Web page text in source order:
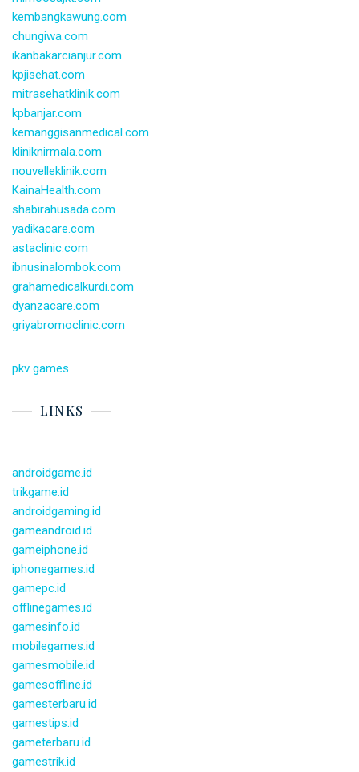
kembangkawung.com
chungiwa.com
ikanbakarcianjur.com
kpjisehat.com
mitrasehatklinik.com
kpbanjar.com
kemanggisanmedical.com
kliniknirmala.com
nouvelleklinik.com
KainaHealth.com
shabirahusada.com
yadikacare.com
astaclinic.com
ibnusinalombok.com
grahamedicalkurdi.com
dyanzacare.com
griyabromoclinic.com
pkv games
LINKS
androidgame.id
trikgame.id
androidgaming.id
gameandroid.id
gameiphone.id
iphonegames.id
gamepc.id
offlinegames.id
gamesinfo.id
mobilegames.id
gamesmobile.id
gamesoffline.id
gamesterbaru.id
gamestips.id
gameterbaru.id
gamestrik.id